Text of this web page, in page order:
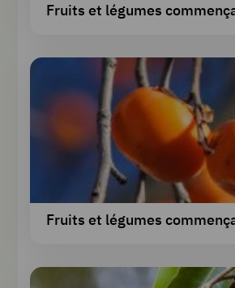
Fruits et légumes
Fruits et légumes